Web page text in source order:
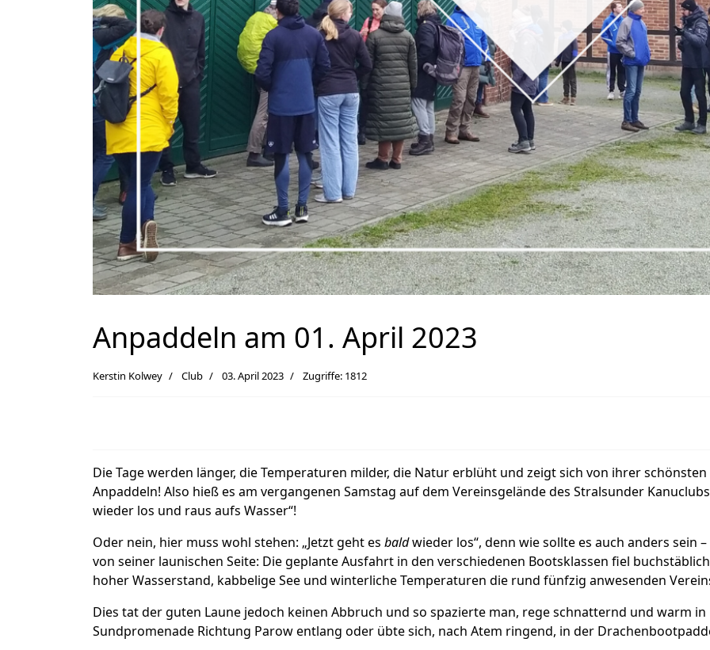
Anpaddeln am 01. April 2023
Kerstin Kolwey Club 03. April 2023 Zugriffe: 1812
Die Tage werden länger, die Temperaturen milder, die Natur erblüht und zeigt sich von ihrer
Anpaddeln! Also hieß es am vergangenen Samstag auf dem Vereinsgelände des Stralsunder
wieder los und raus aufs Wasser“!
Oder nein, hier muss wohl stehen: „Jetzt geht es baldwieder los“, denn wie sollte es auch anders sein
von seiner launischen Seite: Die geplante Ausfahrt in den verschiedenen Bootsklassen fiel
hoher Wasserstand, kabbelige See und winterliche Temperaturen die rund fünfzig anwesenden
Dies tat der guten Laune jedoch keinen Abbruch und so spazierte man, rege schnatternd und warm
Sundpromenade Richtung Parow entlang oder übte sich, nach Atem ringend, in der